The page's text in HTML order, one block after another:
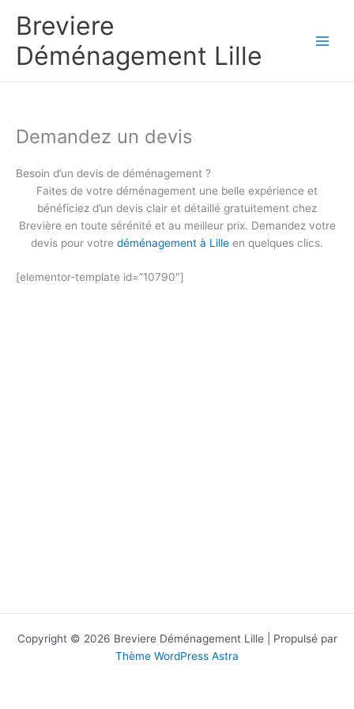
Breviere
Déménagement Lille
Demandez un devis
Besoin d’un devis de déménagement ?
Faites de votre déménagement une belle expérience et
bénéficiez d’un devis clair et détaillé gratuitement chez
Brevière en toute sérénité et au meilleur prix. Demandez votre
devis pour votre déménagement à Lille en quelques clics.
[elementor-template id=”10790″]
Copyright © 2026 Breviere Déménagement Lille | Propulsé par
Thème WordPress Astra